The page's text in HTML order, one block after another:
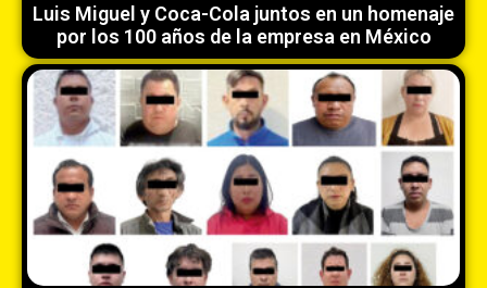
Luis Miguel y Coca-Cola juntos en un homenaje
por los 100 años de la empresa en México